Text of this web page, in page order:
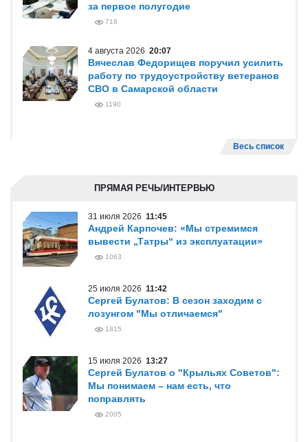
за первое полугодие
716
4 августа 2026 20:07
Вячеслав Федорищев поручил усилить
работу по трудоустройству ветеранов
СВО в Самарской области
1190
Весь список
ПРЯМАЯ РЕЧЬ/ИНТЕРВЬЮ
31 июля 2026 11:45
Андрей Карпочев: «Мы стремимся
вывести „Татры“ из эксплуатации»
1063
25 июля 2026 11:42
Сергей Булатов: В сезон заходим с
лозунгом "Мы отличаемся"
1815
15 июля 2026 13:27
Сергей Булатов о "Крыльях Советов":
Мы понимаем – нам есть, что
поправлять
2005